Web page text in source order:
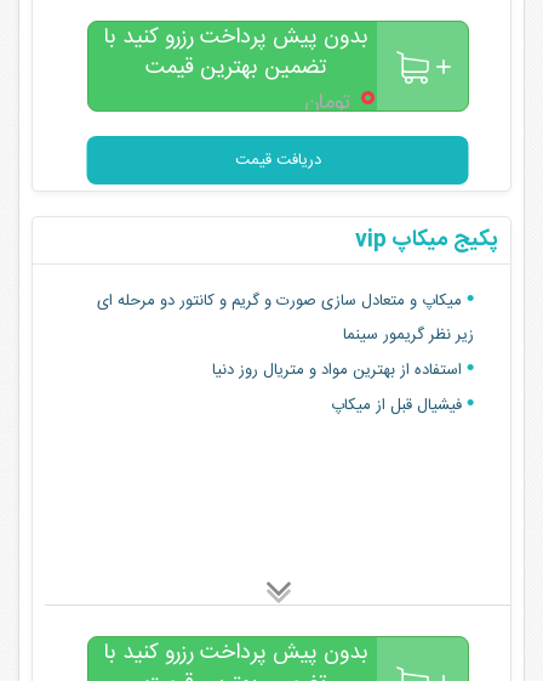
بدون پیش پرداخت رزرو کنید با
تضمین بهترین قیمت
۰تومان
دریافت قیمت
پکیج میکاپ vip
میکاپ و متعادل سازی صورت و گریم و کانتور دو مرحله ای
زیر نظر گریمور سینما
استفاده از بهترین مواد و متریال روز دنیا
فیشیال قبل از میکاپ
بدون پیش پرداخت رزرو کنید با